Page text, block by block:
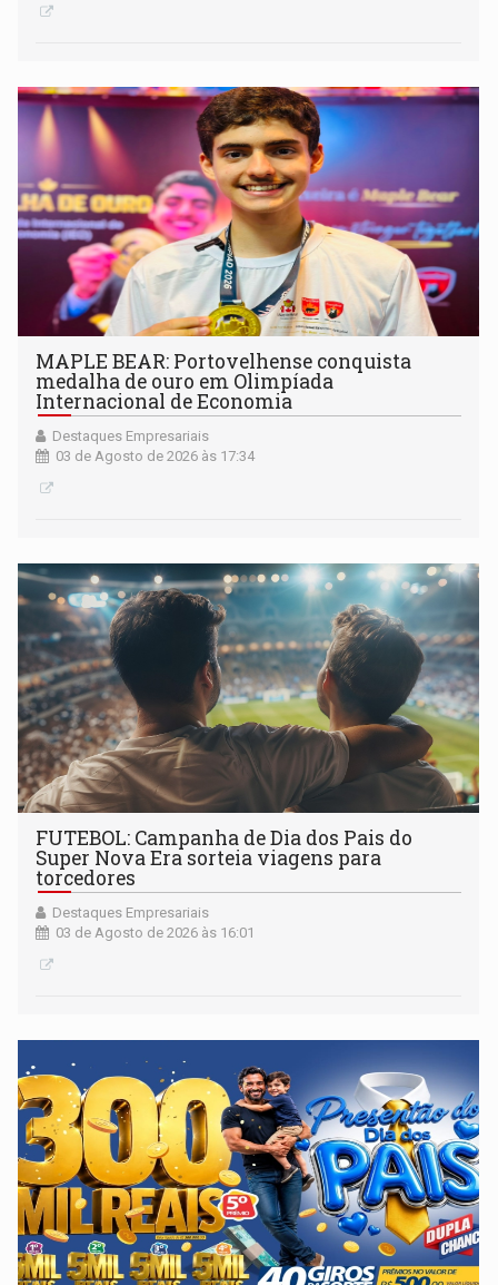
MAPLE BEAR: Portovelhense conquista
medalha de ouro em Olimpíada
Internacional de Economia
Destaques Empresariais
03 de Agosto de 2026 às 17:34
FUTEBOL: Campanha de Dia dos Pais do
Super Nova Era sorteia viagens para
torcedores
Destaques Empresariais
03 de Agosto de 2026 às 16:01